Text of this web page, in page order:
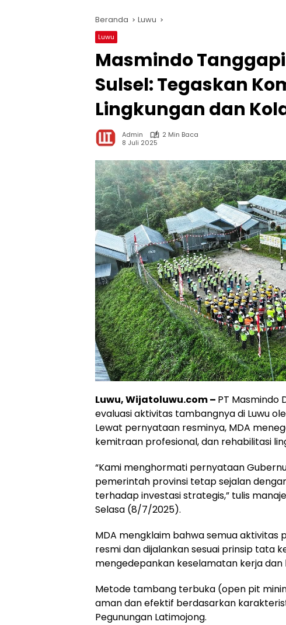
Beranda Luwu
Luwu
Masmindo
Sulsel: Tegaskan
Lingkungan dan
Admin
2 Min Baca
8 Juli 2025
Luwu, Wijatoluwu.com – PT Masmindo
evaluasi aktivitas tambangnya di Luwu
Lewat pernyataan resminya, MDA
kemitraan profesional, dan rehabilitasi
“Kami menghormati pernyataan
pemerintah provinsi tetap sejalan
terhadap investasi strategis,” tulis
Selasa (8/7/2025).
MDA mengklaim bahwa semua aktivitas
resmi dan dijalankan sesuai prinsip tata
mengedepankan keselamatan kerja dan
Metode tambang terbuka (open pit
aman dan efektif berdasarkan
Pegunungan Latimojong.